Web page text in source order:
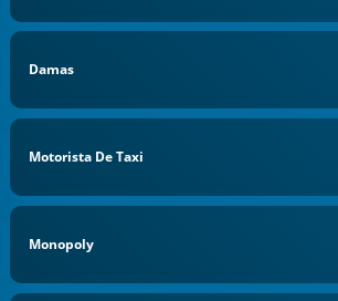
Damas
Motorista De Taxi
Monopoly